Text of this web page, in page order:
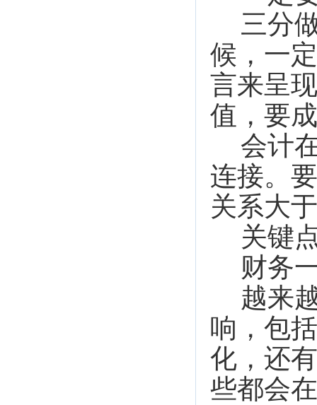
三分
候，一
言来呈
值，要
会计
连接。
关系大
关键
财务
越来
响，包
化，还
些都会